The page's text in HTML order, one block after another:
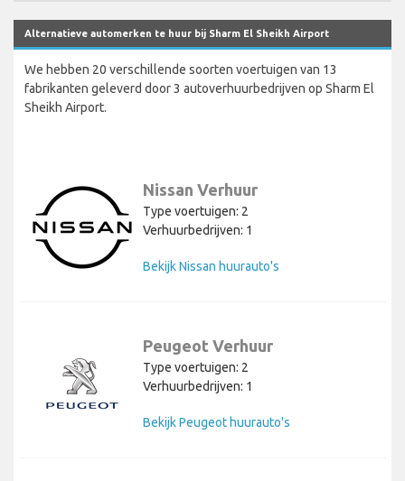
Alternatieve automerken te huur bij Sharm El Sheikh Airport
We hebben 20 verschillende soorten voertuigen van 13
fabrikanten geleverd door 3 autoverhuurbedrijven op Sharm El
Sheikh Airport.
Nissan Verhuur
Type voertuigen: 2
Verhuurbedrijven: 1
Bekijk Nissan huurauto's
Peugeot Verhuur
Type voertuigen: 2
Verhuurbedrijven: 1
Bekijk Peugeot huurauto's